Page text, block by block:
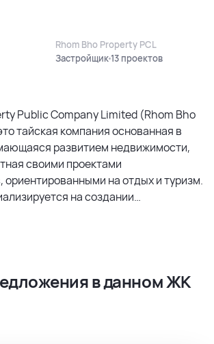
Rhom Bho Property PCL
Застройщик13 проектов
Public Company Limited (Rhom Bho
тайская компания основанная в
развитием недвижимости,
своими проектами
ориентированными на отдых и туризм.
на создании
привлекательных районах, уделяя
дизайну, качеству строительства и
и жилой недвижимости
в сегментах недвижимости
класса. Среди районов
комьюнити Бангкока, так и
в данном ЖК